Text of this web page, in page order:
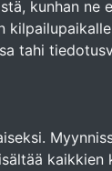
kunhan ne
tahi
kaikkien